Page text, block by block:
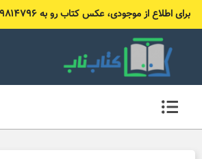
برای اطلاع از موجودی، عکس کتاب رو به ۰۹۱۹۹۸۱۴۷۹۶ (بله یا ایتا) بفرست